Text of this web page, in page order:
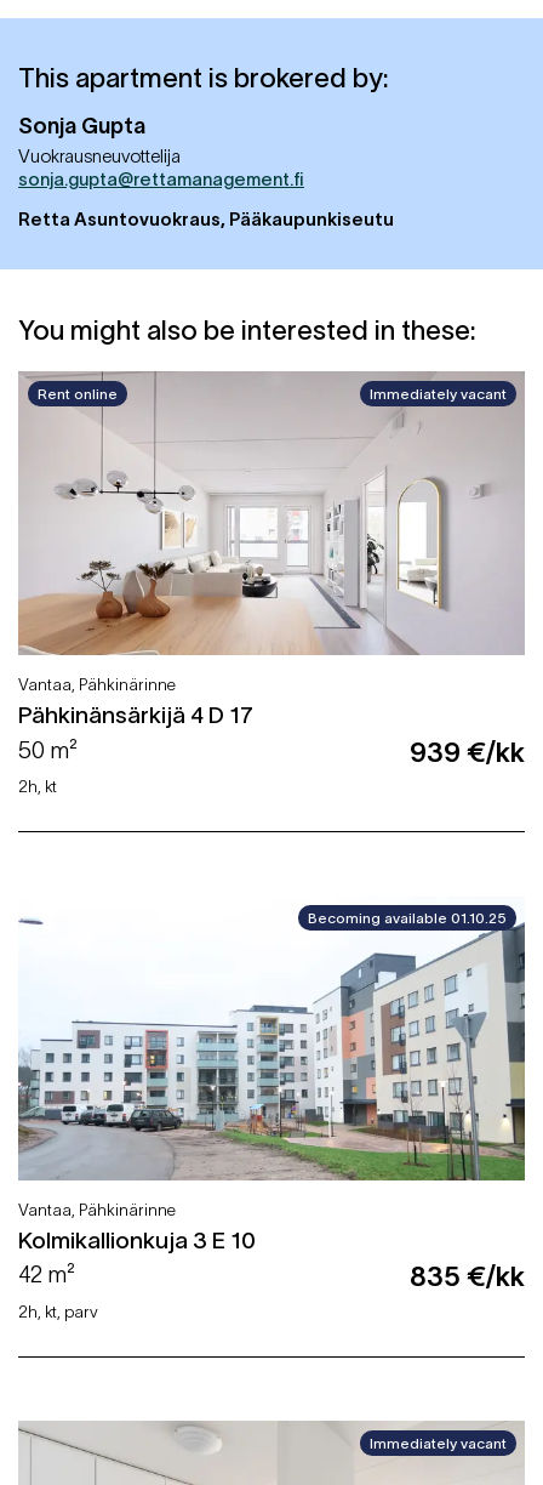
This apartment is brokered by:
Sonja Gupta
Vuokrausneuvottelija
sonja.gupta@rettamanagement.fi
Retta Asuntovuokraus, Pääkaupunkiseutu
You might also be interested in these:
Rent online Immediately vacant
Vantaa, Pähkinärinne
Pähkinänsärkijä 4 D 17
50 m²
939 €/kk
2h, kt
Becoming available 01.10.25
Vantaa, Pähkinärinne
Kolmikallionkuja 3 E 10
42 m²
835 €/kk
2h, kt, parv
Immediately vacant